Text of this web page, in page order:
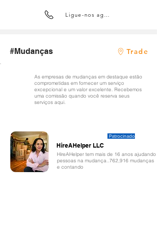
Ligue-nos agora
#Mudanças Trade
As empresas de mudanças em destaque estão
comprometidas em fornecer um serviço
excepcional e um valor excelente. Recebemos
uma comissão quando você reserva seus
serviços aqui.
HireAHelper LLC
Patrocinado
HireAHelper tem mais de 16 anos ajudando
pessoas na mudança..762,916 mudanças
e contando